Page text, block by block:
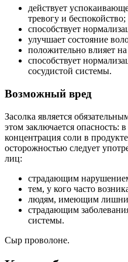
действует
тревогу и беспокойство;
способствует
улучшает состояние
положительно влияет
способствует
сосудистой системы.
Возможный вред
Засолка является
этом заключается опасность:
концентрация соли в
осторожностью следует
лиц:
страдающим
тем, у кого часто
людям, имеющим
страдающим
системы.
Сыр проволоне.